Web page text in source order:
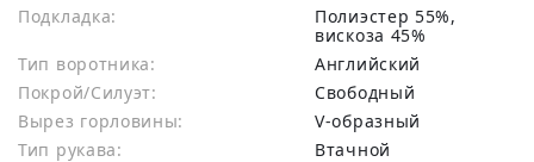
Подкладка:
Полиэстер 55%,
вискоза 45%
Тип воротника:
Английский
Покрой/Силуэт:
Свободный
Вырез горловины:
V-образный
Тип рукава:
Втачной